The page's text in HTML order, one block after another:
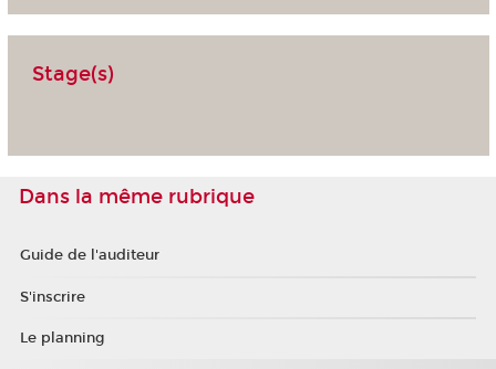
Stage(s)
Dans la même rubrique
Guide de l'auditeur
S'inscrire
Le planning